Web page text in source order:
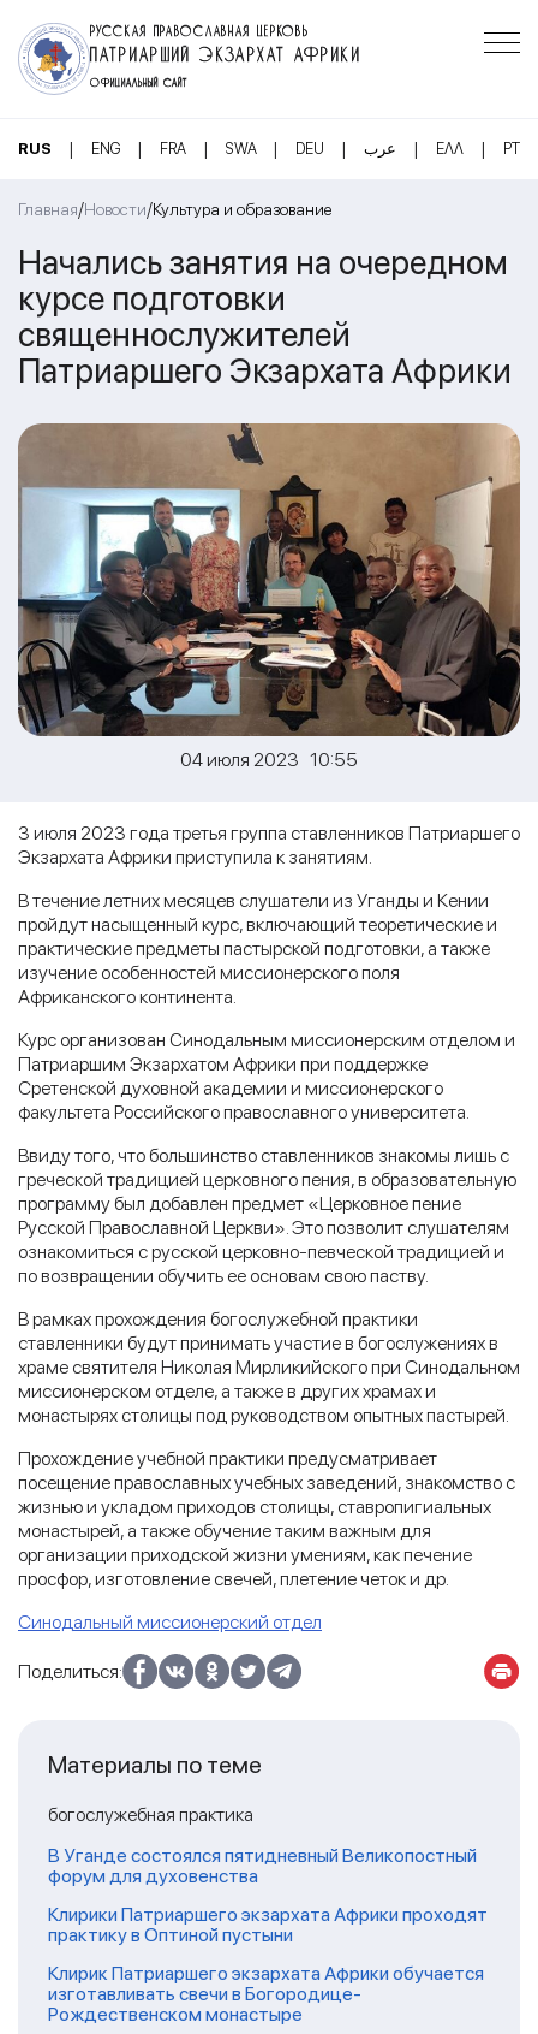
РУССКАЯ ПРАВОСЛАВНАЯ ЦЕРКОВЬ
ПАТРИАРШИЙ ЭКЗАРХАТ АФРИКИ
ОФИЦИАЛЬНЫЙ САЙТ
RUS | ENG | FRA | SWA | DEU | عرب | ΕΛΛ | PT
Главная/Новости/Культура и образование
Начались занятия на очередном
курсе подготовки
священнослужителей
Патриаршего Экзархата Африки
04 июля 2023 10:55
3 июля 2023 года третья группа ставленников Патриаршего
Экзархата Африки приступила к занятиям.
В течение летних месяцев слушатели из Уганды и Кении
пройдут насыщенный курс, включающий теоретические и
практические предметы пастырской подготовки, а также
изучение особенностей миссионерского поля
Африканского континента.
Курс организован Синодальным миссионерским отделом и
Патриаршим Экзархатом Африки при поддержке
Сретенской духовной академии и миссионерского
факультета Российского православного университета.
Ввиду того, что большинство ставленников знакомы лишь с
греческой традицией церковного пения, в образовательную
программу был добавлен предмет «Церковное пение
Русской Православной Церкви». Это позволит слушателям
ознакомиться с русской церковно-певческой традицией и
по возвращении обучить ее основам свою паству.
В рамках прохождения богослужебной практики
ставленники будут принимать участие в богослужениях в
храме святителя Николая Мирликийского при Синодальном
миссионерском отделе, а также в других храмах и
монастырях столицы под руководством опытных пастырей.
Прохождение учебной практики предусматривает
посещение православных учебных заведений, знакомство с
жизнью и укладом приходов столицы, ставропигиальных
монастырей, а также обучение таким важным для
организации приходской жизни умениям, как печение
просфор, изготовление свечей, плетение четок и др.
Синодальный миссионерский отдел
Поделиться:
Материалы по теме
богослужебная практика
В Уганде состоялся пятидневный Великопостный
форум для духовенства
Клирики Патриаршего экзархата Африки проходят
практику в Оптиной пустыни
Клирик Патриаршего экзархата Африки обучается
изготавливать свечи в Богородице-
Рождественском монастыре